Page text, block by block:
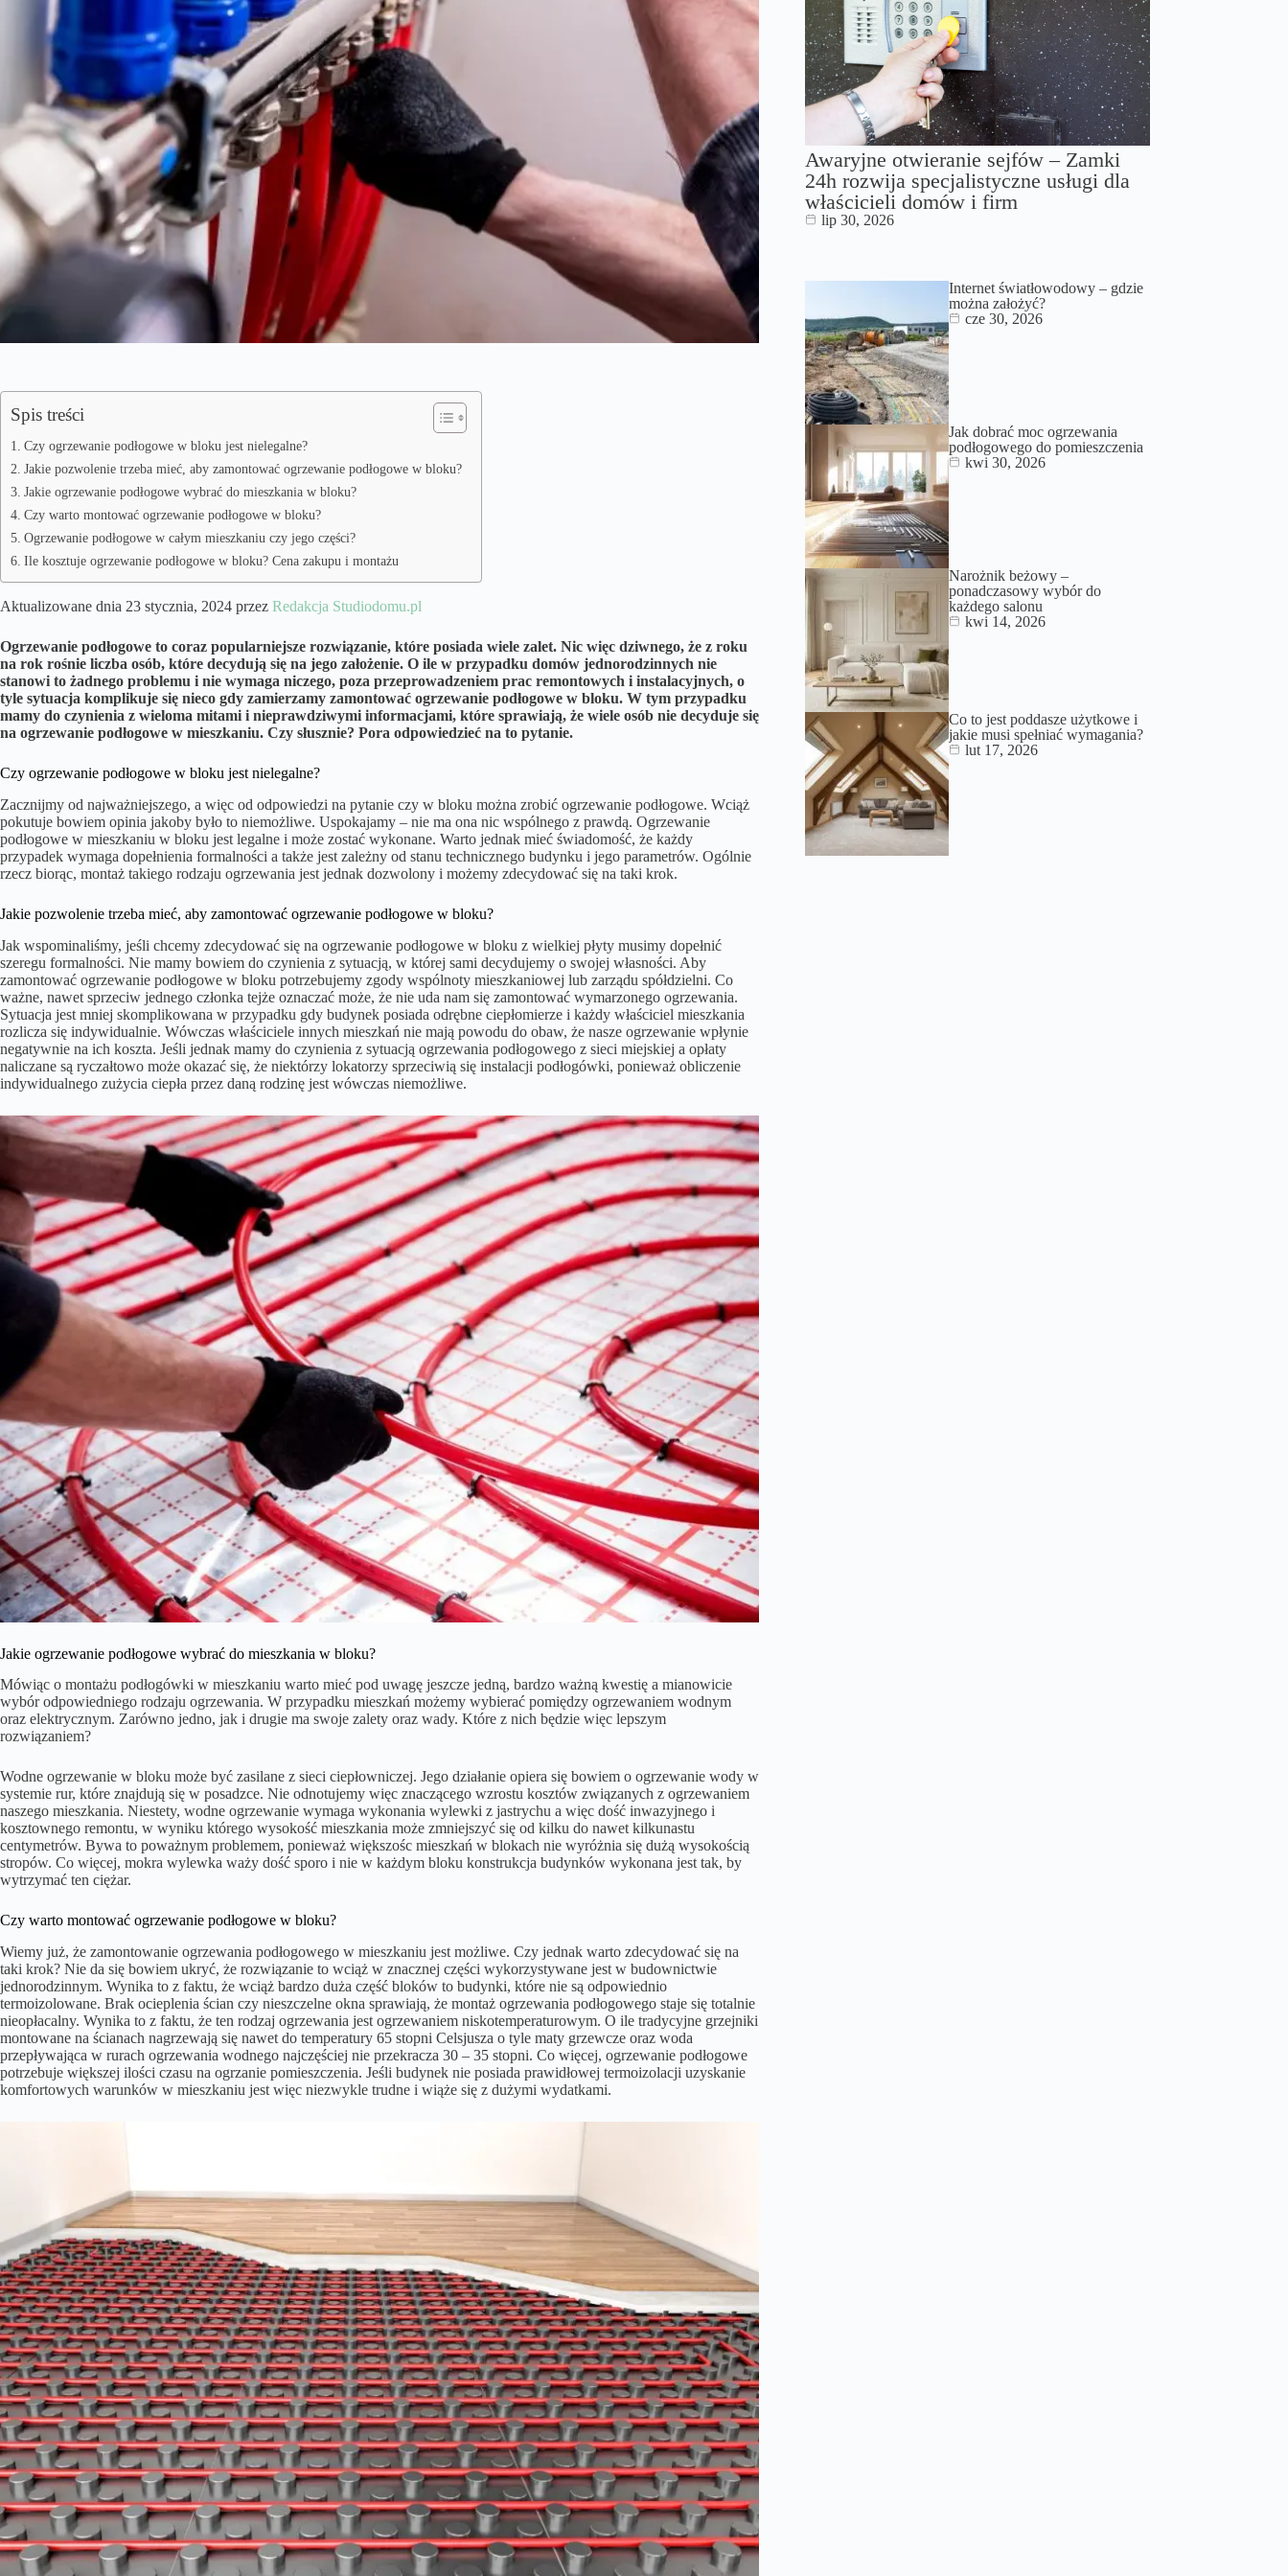
Spis treści
Czy ogrzewanie podłogowe w bloku jest nielegalne?
Jakie pozwolenie trzeba mieć, aby zamontować ogrzewanie podłogowe w bloku?
Jakie ogrzewanie podłogowe wybrać do mieszkania w bloku?
Czy warto montować ogrzewanie podłogowe w bloku?
Ogrzewanie podłogowe w całym mieszkaniu czy jego części?
Ile kosztuje ogrzewanie podłogowe w bloku? Cena zakupu i montażu
Aktualizowane dnia 23 stycznia, 2024 przez Redakcja Studiodomu.pl
Ogrzewanie podłogowe to coraz popularniejsze rozwiązanie, które posiada wiele zalet. Nic więc dziwnego, że z roku
na rok rośnie liczba osób, które decydują się na jego założenie. O ile w przypadku domów jednorodzinnych nie
stanowi to żadnego problemu i nie wymaga niczego, poza przeprowadzeniem prac remontowych i instalacyjnych, o
tyle sytuacja komplikuje się nieco gdy zamierzamy zamontować ogrzewanie podłogowe w bloku. W tym przypadku
mamy do czynienia z wieloma mitami i nieprawdziwymi informacjami, które sprawiają, że wiele osób nie decyduje się
na ogrzewanie podłogowe w mieszkaniu. Czy słusznie? Pora odpowiedzieć na to pytanie.
Czy ogrzewanie podłogowe w bloku jest nielegalne?
Zacznijmy od najważniejszego, a więc od odpowiedzi na pytanie czy w bloku można zrobić ogrzewanie podłogowe. Wciąż
pokutuje bowiem opinia jakoby było to niemożliwe. Uspokajamy – nie ma ona nic wspólnego z prawdą. Ogrzewanie
podłogowe w mieszkaniu w bloku jest legalne i może zostać wykonane. Warto jednak mieć świadomość, że każdy
przypadek wymaga dopełnienia formalności a także jest zależny od stanu technicznego budynku i jego parametrów. Ogólnie
rzecz biorąc, montaż takiego rodzaju ogrzewania jest jednak dozwolony i możemy zdecydować się na taki krok.
Jakie pozwolenie trzeba mieć, aby zamontować ogrzewanie podłogowe w bloku?
Jak wspominaliśmy, jeśli chcemy zdecydować się na ogrzewanie podłogowe w bloku z wielkiej płyty musimy dopełnić
szeregu formalności. Nie mamy bowiem do czynienia z sytuacją, w której sami decydujemy o swojej własności. Aby
zamontować ogrzewanie podłogowe w bloku potrzebujemy zgody wspólnoty mieszkaniowej lub zarządu spółdzielni. Co
ważne, nawet sprzeciw jednego członka tejże oznaczać może, że nie uda nam się zamontować wymarzonego ogrzewania.
Sytuacja jest mniej skomplikowana w przypadku gdy budynek posiada odrębne ciepłomierze i każdy właściciel mieszkania
rozlicza się indywidualnie. Wówczas właściciele innych mieszkań nie mają powodu do obaw, że nasze ogrzewanie wpłynie
negatywnie na ich koszta. Jeśli jednak mamy do czynienia z sytuacją ogrzewania podłogowego z sieci miejskiej a opłaty
naliczane są ryczałtowo może okazać się, że niektórzy lokatorzy sprzeciwią się instalacji podłogówki, ponieważ obliczenie
indywidualnego zużycia ciepła przez daną rodzinę jest wówczas niemożliwe.
Jakie ogrzewanie podłogowe wybrać do mieszkania w bloku?
Mówiąc o montażu podłogówki w mieszkaniu warto mieć pod uwagę jeszcze jedną, bardzo ważną kwestię a mianowicie
wybór odpowiedniego rodzaju ogrzewania. W przypadku mieszkań możemy wybierać pomiędzy ogrzewaniem wodnym
oraz elektrycznym. Zarówno jedno, jak i drugie ma swoje zalety oraz wady. Które z nich będzie więc lepszym
rozwiązaniem?
Wodne ogrzewanie w bloku może być zasilane z sieci ciepłowniczej. Jego działanie opiera się bowiem o ogrzewanie wody w
systemie rur, które znajdują się w posadzce. Nie odnotujemy więc znaczącego wzrostu kosztów związanych z ogrzewaniem
naszego mieszkania. Niestety, wodne ogrzewanie wymaga wykonania wylewki z jastrychu a więc dość inwazyjnego i
kosztownego remontu, w wyniku którego wysokość mieszkania może zmniejszyć się od kilku do nawet kilkunastu
centymetrów. Bywa to poważnym problemem, ponieważ większośc mieszkań w blokach nie wyróżnia się dużą wysokością
stropów. Co więcej, mokra wylewka waży dość sporo i nie w każdym bloku konstrukcja budynków wykonana jest tak, by
wytrzymać ten ciężar.
Czy warto montować ogrzewanie podłogowe w bloku?
Wiemy już, że zamontowanie ogrzewania podłogowego w mieszkaniu jest możliwe. Czy jednak warto zdecydować się na
taki krok? Nie da się bowiem ukryć, że rozwiązanie to wciąż w znacznej części wykorzystywane jest w budownictwie
jednorodzinnym. Wynika to z faktu, że wciąż bardzo duża część bloków to budynki, które nie są odpowiednio
termoizolowane. Brak ocieplenia ścian czy nieszczelne okna sprawiają, że montaż ogrzewania podłogowego staje się totalnie
nieopłacalny. Wynika to z faktu, że ten rodzaj ogrzewania jest ogrzewaniem niskotemperaturowym. O ile tradycyjne grzejniki
montowane na ścianach nagrzewają się nawet do temperatury 65 stopni Celsjusza o tyle maty grzewcze oraz woda
przepływająca w rurach ogrzewania wodnego najczęściej nie przekracza 30 – 35 stopni. Co więcej, ogrzewanie podłogowe
potrzebuje większej ilości czasu na ogrzanie pomieszczenia. Jeśli budynek nie posiada prawidłowej termoizolacji uzyskanie
komfortowych warunków w mieszkaniu jest więc niezwykle trudne i wiąże się z dużymi wydatkami.
Awaryjne otwieranie sejfów – Zamki
24h rozwija specjalistyczne usługi dla
właścicieli domów i firm
lip 30, 2026
Internet światłowodowy – gdzie
można założyć?
cze 30, 2026
Jak dobrać moc ogrzewania
podłogowego do pomieszczenia
kwi 30, 2026
Narożnik beżowy –
ponadczasowy wybór do
każdego salonu
kwi 14, 2026
Co to jest poddasze użytkowe i
jakie musi spełniać wymagania?
lut 17, 2026